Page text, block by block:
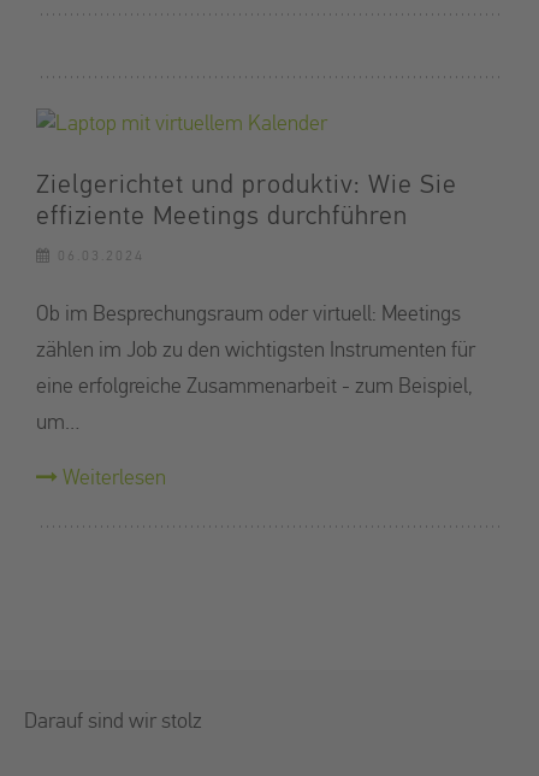
Zielgerichtet und produktiv: Wie Sie
effiziente Meetings durchführen
06.03.2024
Ob im Besprechungsraum oder virtuell: Meetings
zählen im Job zu den wichtigsten Instrumenten für
eine erfolgreiche Zusammenarbeit - zum Beispiel,
um…
Weiterlesen
Darauf sind wir stolz